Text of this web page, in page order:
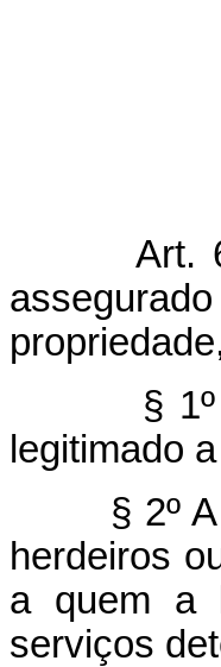
Art.
§
legitimado
§ 2º
herdeiros
a quem a
serviços